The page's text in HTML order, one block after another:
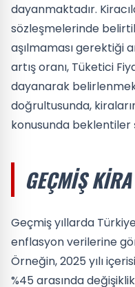
dayanmaktadır.
sözleşmelerinde
aşılmaması gerektiği
artış oranı, Tüketici
dayanarak
doğrultusunda,
konusunda
GEÇMIŞ
Geçmiş yıllarda
enflasyon verilerine
Örneğin, 2025 yılı
%45 arasında